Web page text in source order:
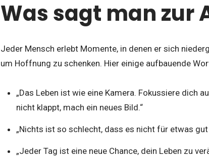
Was sagt man zur
Jeder Mensch erlebt Momente, in denen er sich
um Hoffnung zu schenken. Hier einige aufbauende
„Das Leben ist wie eine Kamera. Fokussiere dich
nicht klappt, mach ein neues Bild.“
„Nichts ist so schlecht, dass es nicht für etwas gut
„Jeder Tag ist eine neue Chance, dein Leben zu